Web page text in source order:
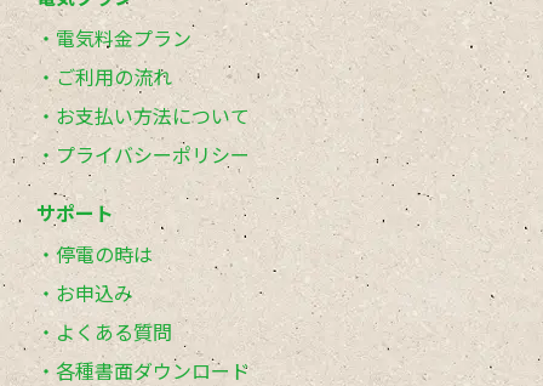
電気料金プラン
ご利用の流れ
お支払い方法について
プライバシーポリシー
サポート
停電の時は
お申込み
よくある質問
各種書面ダウンロード